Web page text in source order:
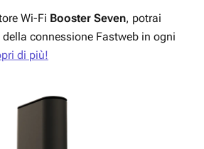
Wi-Fi Booster Seven, potrai
connessione Fastweb in ogni
di più!